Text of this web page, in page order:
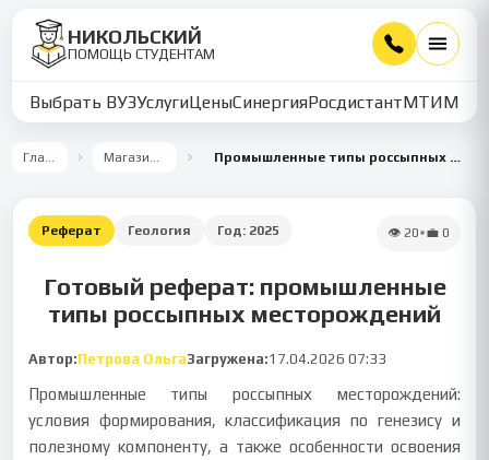
НИКОЛЬСКИЙ
ПОМОЩЬ СТУДЕНТАМ
Выбрать ВУЗУслугиЦеныСинергияРосдистантМТИММУ
Главная Магазин работ Промышленные типы россыпных месторождений
Реферат Геология Год: 2025 👁 20•💼 0
Готовый реферат: промышленные
типы россыпных месторождений
Автор:Петрова ОльгаЗагружена:17.04.2026 07:33
Промышленные типы россыпных месторождений:
условия формирования, классификация по генезису и
полезному компоненту, а также особенности освоения